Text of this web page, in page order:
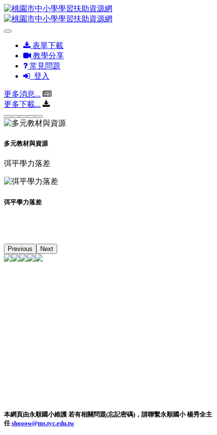
表單下載
教學分享
常見問題
登入
更多消息...
更多下載...
多元教材與資源
弭平學力落差
弭平學力落差
Previous Next
本網頁由永順國小維護 若有相關問題(忘記密碼)，請聯繫永順國小 楊秀全主
任shooow@ms.tyc.edu.tw